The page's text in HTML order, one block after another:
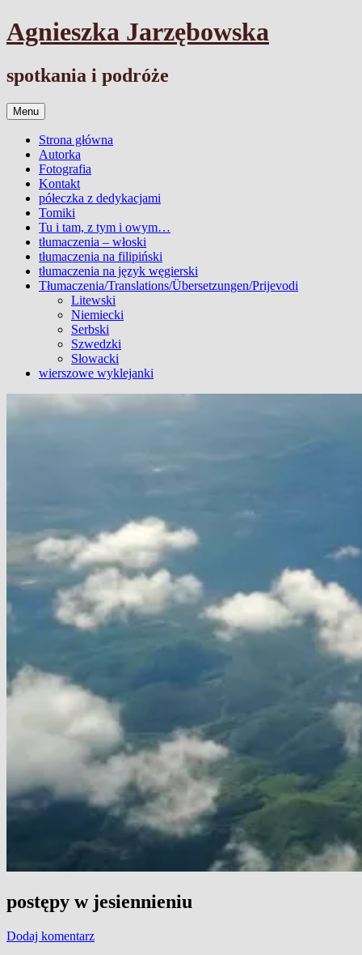
Przejdź
do
Agnieszka Jarzębowska
spotkania i podróże
Menu
Strona główna
Autorka
Fotografia
Kontakt
półeczka z dedykacjami
Tomiki
Tu i tam, z tym i owym…
tłumaczenia – włoski
tłumaczenia na filipiński
tłumaczenia na język węgierski
Tłumaczenia/Translations/Übersetzungen/Prijevodi
Litewski
Niemiecki
Serbski
Szwedzki
Słowacki
wierszowe wyklejanki
postępy w jesiennieniu
Dodaj komentarz